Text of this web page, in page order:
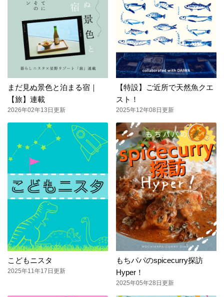
まだ見ぬ景色と泊まる宿｜
【旅】連載
2026年02年13日更新
【特設】ご近所で天然魚クエ
スト！
2025年12年08日更新
こどもニスタ
2025年11年17日更新
もちパパのspicecurry探訪
Hyper！
2025年05年28日更新